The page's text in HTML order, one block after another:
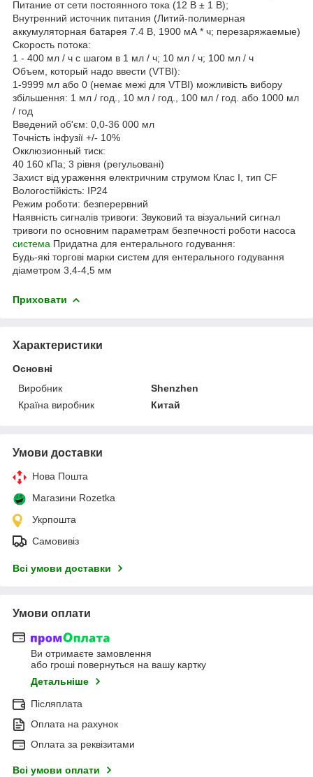
Питание от сети постоянного тока (12 В ± 1 В);
Внутренний источник питания (Литий-полимерная
аккумуляторная батарея 7.4 В, 1900 мА * ч; перезаряжаемые)
Скорость потока:
1 - 400 мл / ч с шагом в 1 мл / ч; 10 мл / ч; 100 мл / ч
Объем, который надо ввести (VTBI):
1-9999 мл або 0 (немає межі для VTBI) можливість вибору
збільшення: 1 мл / год., 10 мл / год., 100 мл / год. або 1000 мл
/ год
Введений об'єм: 0,0-36 000 мл
Точність інфузії +/- 10%
Окклюзионный тиск:
40 160 кПа; 3 рівня (регульовані)
Захист від ураження електричним струмом Клас I, тип CF
Вологостійкість: IP24
Режим роботи: безперервний
Наявність сигналів тривоги: Звуковий та візуальний сигнал
тривоги по основним параметрам безпечності роботи насоса
система Придатна для ентерального годування:
Будь-які торгові марки систем для ентерального годування
діаметром 3,4-4,5 мм
Приховати
Характеристики
Основні
Виробник
Shenzhen
Країна виробник
Китай
Умови доставки
Нова Пошта
Магазини Rozetka
Укрпошта
Самовивіз
Всі умови доставки
Умови оплати
Ви отримаєте замовлення
або гроші повернуться на вашу картку
Детальніше
Післяплата
Оплата на рахунок
Оплата за реквізитами
Всі умови оплати